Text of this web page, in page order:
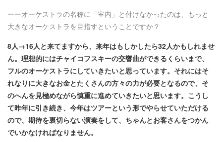
ーーオーケストラの名称に「室内」と付けなかったのは、もっと
大きなオーケストラを目指すということですか？
8人→16人と来てますから、来年はもしかしたら32人かもしれませ
ん。理想的にはチャイコフスキーの交響曲ができるくらいまで、
フルのオーケストラにしていきたいと思っています。それにはそ
れなりに大きなお金とたくさんの方々の力が必要となるので、そ
のへんを見極めながら慎重に進めていきたいと思います。こうし
て昨年に引き続き、今年はツアーという形でやらせていただける
ので、期待を裏切らない演奏をして、ちゃんとお客さんをつかん
でいかなければなりません。